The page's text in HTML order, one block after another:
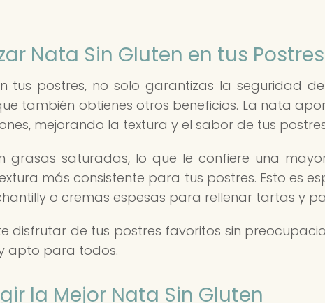
Nata Sin Gluten en tus Postres
tus postres, no solo garantizas la seguridad
también obtienes otros beneficios. La nata
mejorando la textura y el sabor de tus
grasas saturadas, lo que le confiere una
más consistente para tus postres. Esto es
o cremas espesas para rellenar tartas y
disfrutar de tus postres favoritos sin
apto para todos.
la Mejor Nata Sin Gluten